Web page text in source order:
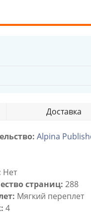
Доставка
Alpina
Нет
страниц: 288
Мягкий переплет
4